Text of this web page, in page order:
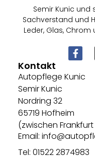
Semir Kunic
Sachverstand und
Leder, Glas,
Kontakt
Autopflege Kunic
Semir Kunic
Nordring 32
65719 Hofheim
(zwischen
Email:
Tel: 01522 2874983